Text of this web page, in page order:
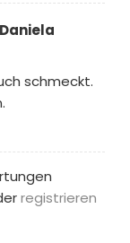
Daniela
schmeckt.
registrieren